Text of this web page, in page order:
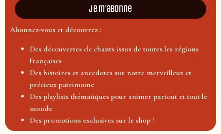
Je m'abonne
Abonnez-vous et découvrez :
Des découvertes de chants issus de toutes les régions
françaises
Des histoires et anecdotes sur notre merveilleux et
précieux patrimoine
Des playlists thématiques pour animer partout et tout le
monde
Des promotions exclusives sur le shop !